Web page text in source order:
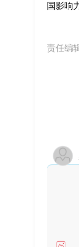
国影响
责任编